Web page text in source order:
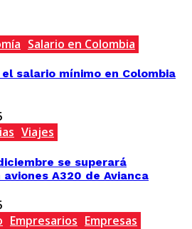
Salario en Colombia
salario mínimo en Colombia
Viajes
se superará
A320 de Avianca
Empresarios Empresas